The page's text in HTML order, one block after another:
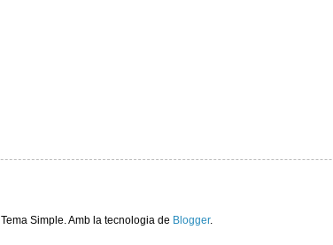
Tema Simple. Amb la tecnologia de Blogger.